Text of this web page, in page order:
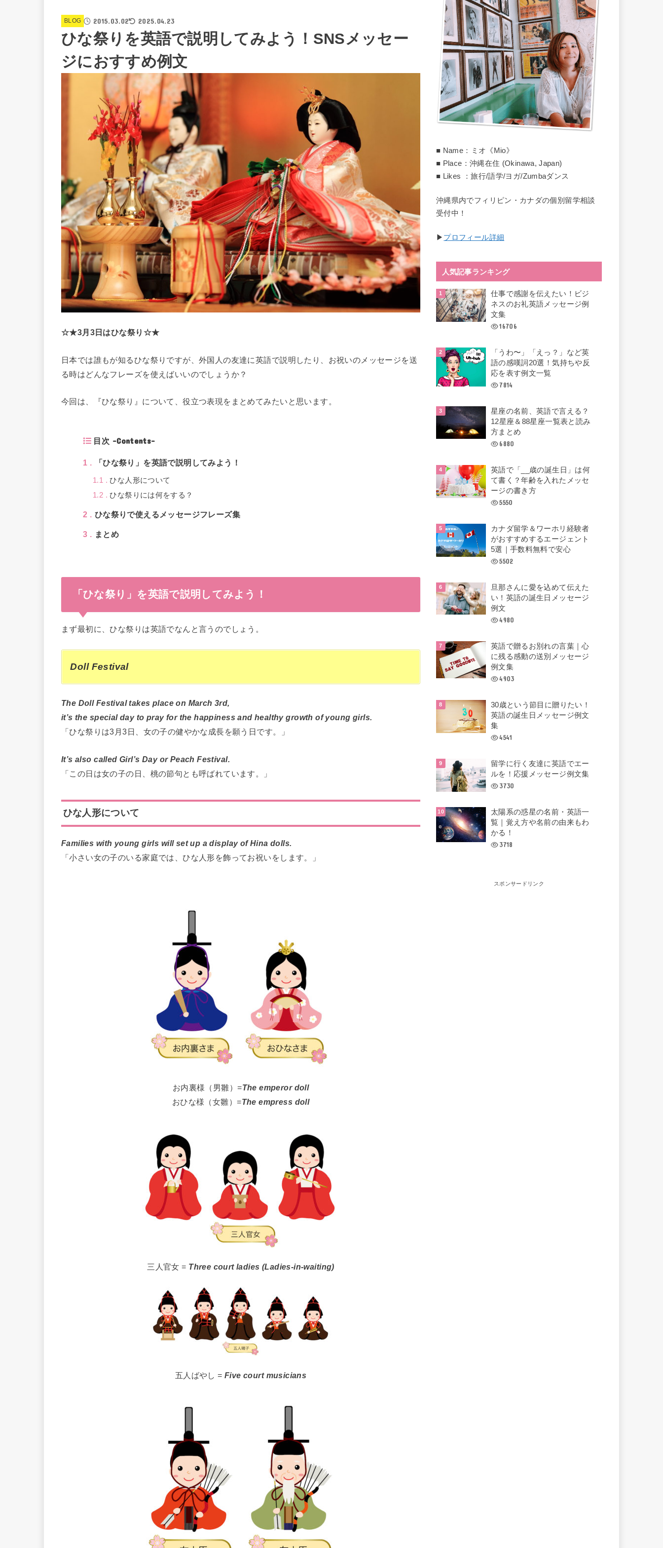
BLOG 2015.03.02 2025.04.23
ひな祭りを英語で説明してみよう！SNSメッセー
ジにおすすめ例文
☆★3月3日はひな祭り☆★
日本では誰もが知るひな祭りですが、外国人の友達に英語で説明したり、お祝いのメッセージを送
る時はどんなフレーズを使えばいいのでしょうか？
今回は、『ひな祭り』について、役立つ表現をまとめてみたいと思います。
目次 -Contents-
1 「ひな祭り」を英語で説明してみよう！
1.1
ひな人形について
1.2
ひな祭りには何をする？
2 ひな祭りで使えるメッセージフレーズ集
3 まとめ
「ひな祭り」を英語で説明してみよう！
まず最初に、ひな祭りは英語でなんと言うのでしょう。
Doll Festival
The Doll Festival takes place on March 3rd,
it’s the special day to pray for the happiness and healthy growth of young girls.
「ひな祭りは3月3日、女の子の健やかな成長を願う日です。」
It’s also called Girl’s Day or Peach Festival.
「この日は女の子の日、桃の節句とも呼ばれています。」
ひな人形について
Families with young girls will set up a display of Hina dolls.
「小さい女の子のいる家庭では、ひな人形を飾ってお祝いをします。」
お内裏様（男雛）=The emperor doll
おひな様（女雛）=The empress doll
三人官女 = Three court ladies (Ladies-in-waiting)
五人ばやし =Five court musicians
■ Name：ミオ《Mio》
■ Place：沖縄在住 (Okinawa, Japan)
■ Likes ：旅行/語学/ヨガ/Zumbaダンス
沖縄県内でフィリピン・カナダの個別留学相談
受付中！
▶︎ プロフィール詳細
人気記事ランキング
仕事で感謝を伝えたい！ビジ
ネスのお礼英語メッセージ例
文集
16706
「うわ〜」「えっ？」など英
語の感嘆詞20選！気持ちや反
応を表す例文一覧
7814
星座の名前、英語で言える？
12星座＆88星座一覧表と読み
方まとめ
6880
英語で「__歳の誕生日」は何
て書く？年齢を入れたメッセ
ージの書き方
5550
カナダ留学＆ワーホリ経験者
がおすすめするエージェント
5選｜手数料無料で安心
5502
旦那さんに愛を込めて伝えた
い！英語の誕生日メッセージ
例文
4980
英語で贈るお別れの言葉｜心
に残る感動の送別メッセージ
例文集
4903
30歳という節目に贈りたい！
英語の誕生日メッセージ例文
集
4541
留学に行く友達に英語でエー
ルを！応援メッセージ例文集
3730
太陽系の惑星の名前・英語一
覧｜覚え方や名前の由来もわ
かる！
3718
スポンサードリンク